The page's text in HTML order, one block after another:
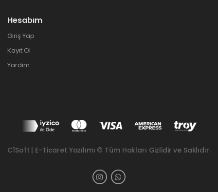
Hesabım
Giriş Yap
Kayıt Ol
Yardım
C1Soft | E-Ticaret Yazılımı © Tüm Hakları Gizlidir ve Saklıdır.